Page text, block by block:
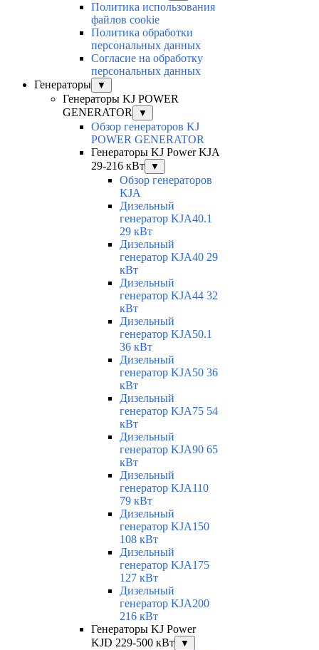
Политика использования
файлов cookie
Политика обработки
персональных данных
Согласие на обработку
персональных данных
Генераторы
▼
Генераторы KJ POWER
GENERATOR
▼
Обзор генераторов KJ
POWER GENERATOR
Генераторы KJ Power KJA
29-216 кВт
▼
Обзор генераторов
KJA
Дизельный
генератор KJA40.1
29 кВт
Дизельный
генератор KJA40 29
кВт
Дизельный
генератор KJA44 32
кВт
Дизельный
генератор KJA50.1
36 кВт
Дизельный
генератор KJA50 36
кВт
Дизельный
генератор KJA75 54
кВт
Дизельный
генератор KJA90 65
кВт
Дизельный
генератор KJA110
79 кВт
Дизельный
генератор KJA150
108 кВт
Дизельный
генератор KJA175
127 кВт
Дизельный
генератор KJA200
216 кВт
Генераторы KJ Power
KJD 229-500 кВт
▼